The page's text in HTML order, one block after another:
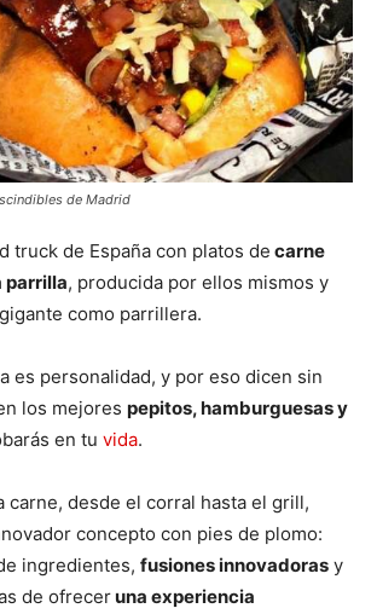
de Madrid
truck de España con platos de carne
parrilla, producida por ellos mismos y
como parrillera.
es personalidad, y por eso dicen sin
los mejores pepitos, hamburguesas y
en tu vida.
carne, desde el corral hasta el grill,
concepto con pies de plomo:
ingredientes, fusiones innovadoras y
de ofreceruna experiencia